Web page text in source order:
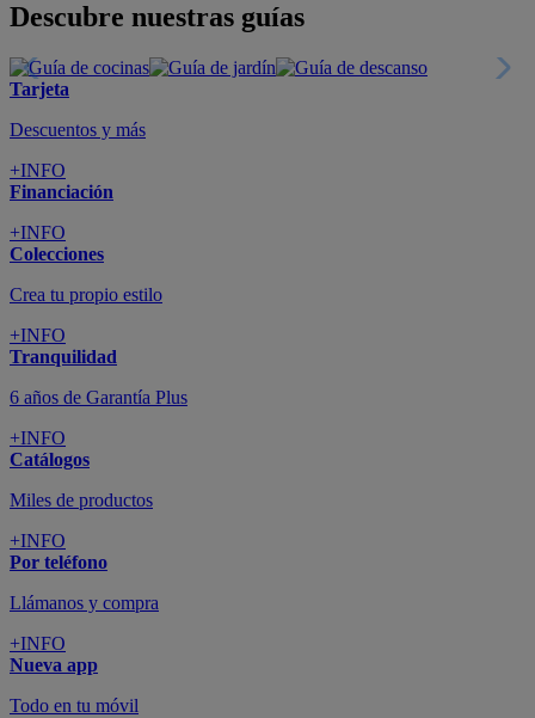
Descubre nuestras guías
Tarjeta
Descuentos y más
+INFO
Financiación
+INFO
Colecciones
Crea tu propio estilo
+INFO
Tranquilidad
6 años de Garantía Plus
+INFO
Catálogos
Miles de productos
+INFO
Por teléfono
Llámanos y compra
+INFO
Nueva app
Todo en tu móvil